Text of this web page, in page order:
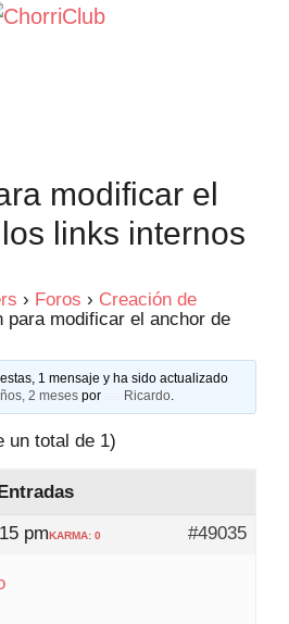
modificar el
links internos
› Foros › Creación de
para modificar el anchor de
1 mensaje y ha sido actualizado
2 meses por Ricardo.
un total de 1)
pm
#49035
KARMA: 0